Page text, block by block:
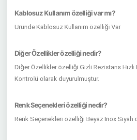
Kablosuz Kullanım özelliği var mı?
Üründe Kablosuz Kullanım özelliği Var
Diğer Özellikler özelliği nedir?
Diğer Özellikler özelliği Gizli Rezistans
Kontrolü olarak duyurulmuştur.
Renk Seçenekleri özelliği nedir?
Renk Seçenekleri özelliği Beyaz Inox Siyah